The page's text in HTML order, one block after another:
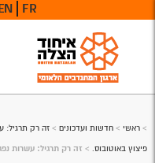
FR
> ראשי > חדשות ועדכונים > זה רק תרגיל:
פיצוץ באוטובוס. > זה רק תרגיל: עשרות